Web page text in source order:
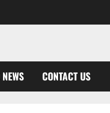
CONTACT US